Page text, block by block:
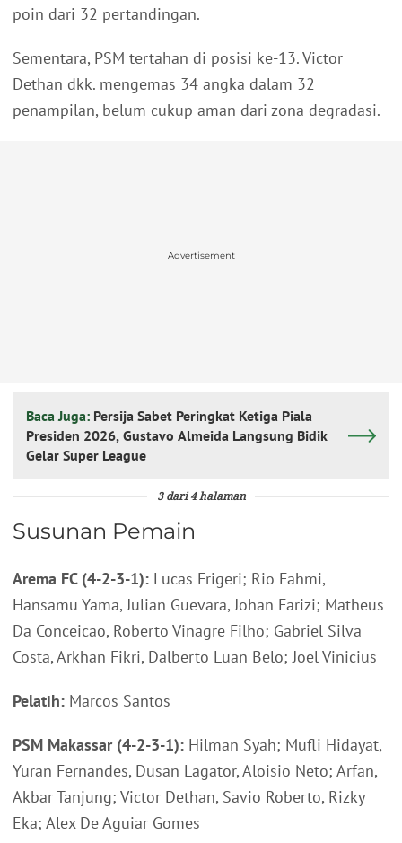
poin dari 32 pertandingan.
Sementara, PSM tertahan di posisi ke-13. Victor
Dethan dkk. mengemas 34 angka dalam 32
penampilan, belum cukup aman dari zona degradasi.
Advertisement
Baca Juga: Persija Sabet Peringkat Ketiga Piala
Presiden 2026, Gustavo Almeida Langsung Bidik
Gelar Super League
3 dari 4 halaman
Susunan Pemain
Arema FC (4-2-3-1): Lucas Frigeri; Rio Fahmi,
Hansamu Yama, Julian Guevara, Johan Farizi; Matheus
Da Conceicao, Roberto Vinagre Filho; Gabriel Silva
Costa, Arkhan Fikri, Dalberto Luan Belo; Joel Vinicius
Pelatih: Marcos Santos
PSM Makassar (4-2-3-1): Hilman Syah; Mufli Hidayat,
Yuran Fernandes, Dusan Lagator, Aloisio Neto; Arfan,
Akbar Tanjung; Victor Dethan, Savio Roberto, Rizky
Eka; Alex De Aguiar Gomes